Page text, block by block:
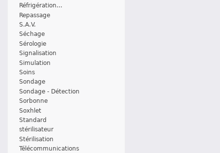
Réfrigération...
Repassage
S.A.V.
Séchage
Sérologie
Signalisation
Simulation
Soins
Sondage
Sondage - Détection
Sorbonne
Soxhlet
Standard
stérilisateur
Stérilisation
Télécommunications